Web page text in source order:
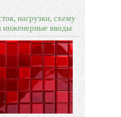
нагрузки, схему
инженерные вводы